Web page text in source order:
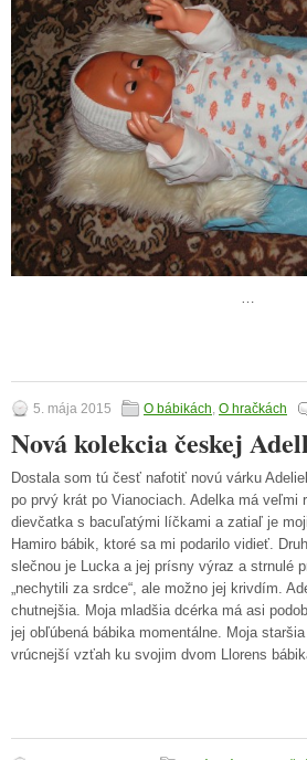
5. mája 2015 O bábikách, O hračkách
Nová kolekcia českej
Dostala som tú česť nafotiť novú várku
po prvý krát po Vianociach. Adelka má veľmi
dievčatka s bacuľatými líčkami a zatiaľ je
Hamiro bábik, ktoré sa mi podarilo vidieť.
slečnou je Lucka a jej prísny výraz a strnulé
„nechytili za srdce“, ale možno jej krivdím.
chutnejšia. Moja mladšia dcérka má asi
jej obľúbená bábika momentálne. Moja
vrúcnejší vzťah ku svojim dvom Llorens